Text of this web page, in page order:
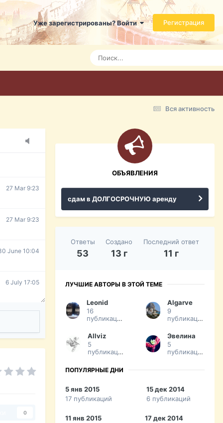
Уже зарегистрированы? Войти Регистрация
Вся активность
7 Mar 3:21
27 Mar 9:23
27 Mar 9:23
June 10:04
6 July 17:05
0
ОБЪЯВЛЕНИЯ
сдам в ДОЛГОСРОЧНУЮ аренду
Ответы
53
Создано
13 г
Последний ответ
11 г
ЛУЧШИЕ АВТОРЫ В ЭТОЙ ТЕМЕ
Leonid
16
публикаций
Algarve
9
публикаций
Allviz
5
публикаций
Эвелина
5
публикаций
ПОПУЛЯРНЫЕ ДНИ
5 янв 2015
17 публикаций
15 дек 2014
6 публикаций
11 янв 2015
17 дек 2014